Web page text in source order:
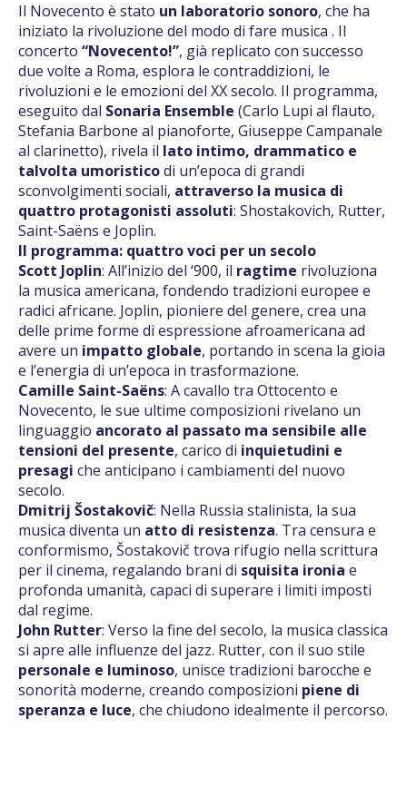
Il Novecento è stato un laboratorio sonoro, che ha
iniziato la rivoluzione del modo di fare musica . Il
concerto “Novecento!”, già replicato con successo
due volte a Roma, esplora le contraddizioni, le
rivoluzioni e le emozioni del XX secolo. Il programma,
eseguito dal Sonaria Ensemble (Carlo Lupi al flauto,
Stefania Barbone al pianoforte, Giuseppe Campanale
al clarinetto), rivela il lato intimo, drammatico e
talvolta umoristicodi un’epoca di grandi
sconvolgimenti sociali, attraverso la musica di
quattro protagonisti assoluti: Shostakovich, Rutter,
Saint-Saëns e Joplin.
Il programma: quattro voci per un secolo
Scott Joplin: All’inizio del ‘900, il ragtime rivoluziona
la musica americana, fondendo tradizioni europee e
radici africane. Joplin, pioniere del genere, crea una
delle prime forme di espressione afroamericana ad
avere un impatto globale, portando in scena la gioia
e l’energia di un’epoca in trasformazione.
Camille Saint-Saëns: A cavallo tra Ottocento e
Novecento, le sue ultime composizioni rivelano un
linguaggio ancorato al passato ma sensibile alle
tensioni del presente, carico di inquietudini e
presagi che anticipano i cambiamenti del nuovo
secolo.
Dmitrij Šostakovič: Nella Russia stalinista, la sua
musica diventa un atto di resistenza. Tra censura e
conformismo, Šostakovič trova rifugio nella scrittura
per il cinema, regalando brani di squisita ironia e
profonda umanità, capaci di superare i limiti imposti
dal regime.
John Rutter: Verso la fine del secolo, la musica classica
si apre alle influenze del jazz. Rutter, con il suo stile
personale e luminoso, unisce tradizioni barocche e
sonorità moderne, creando composizioni piene di
speranza e luce, che chiudono idealmente il percorso.